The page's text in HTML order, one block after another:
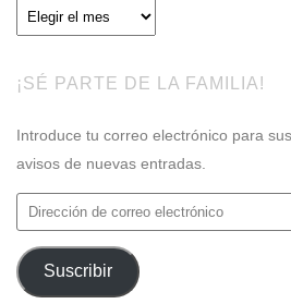
Archivos
¡SÉ PARTE DE LA FAMILIA!
Introduce tu correo electrónico para
avisos de nuevas entradas.
Dirección
de
correo
electrónico
Suscribir